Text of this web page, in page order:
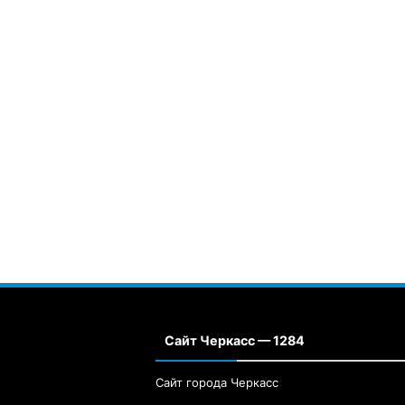
Сайт Черкасс — 1284
Сайт города Черкасс